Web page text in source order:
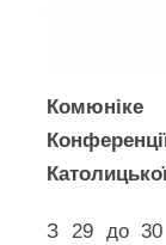
З 29 до 30